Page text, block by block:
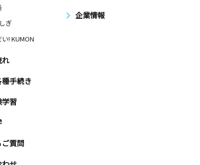
ぎ
! KUMON
れ
手続き
学習
ご質問
企業情報